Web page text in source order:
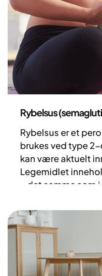
demonstrerer
praksis.
Rybelsus
Rybelsus er et
brukes ved type
kan være aktuelt
Legemidlet
– det samme
GLP-1. Dette
metthetsfølelse og
magesekken.